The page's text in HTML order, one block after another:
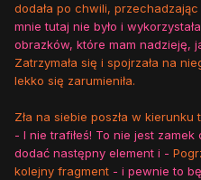
dodała po chwili,
mnie tutaj nie było i
obrazków, które mam nadzieję,
Zatrzymała się i spojrzała na
lekko się zarumieniła.
Zła na siebie poszła w kierunku
- I nie trafiłeś! To nie jest
dodać następny element i -
kolejny fragment - i pewnie to